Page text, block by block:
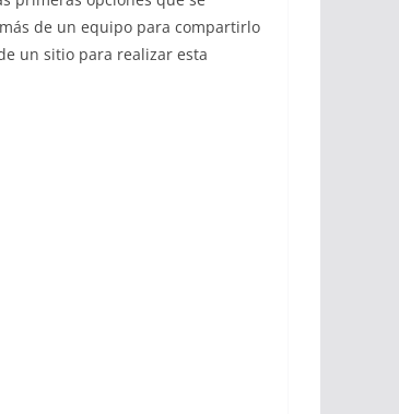
de un equipo para compartirlo
un sitio para realizar esta